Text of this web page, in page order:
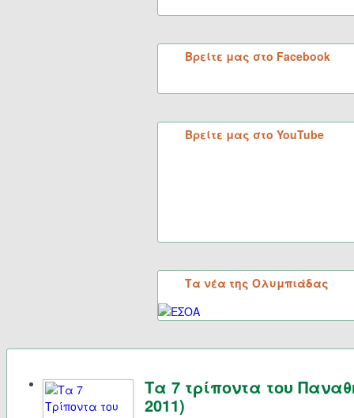
Βρείτε μας στο Facebook
Βρείτε μας στο YouTube
Τα νέα της Ολυμπιάδας
Τα 7 τρίποντα του
2011)